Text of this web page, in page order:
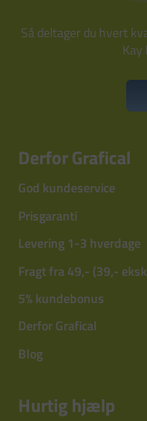
Så deltager du hvert
Kay
Derfor Grafical
God kundeservice
Prisgaranti
Levering 1-3 hverdage
Fragt fra 49,- (39,-
5% kundebonus
Derfor Grafical
Blog
Hurtig hjælp